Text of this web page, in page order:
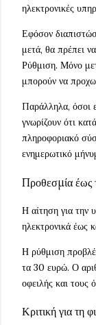
ηλεκτρονικές
Εφόσον
μετά, θα πρέπει
Ρύθμιση. Μόνο
μπορούν να
Παράλληλα, όσοι
γνωρίζουν ότι
πληροφοριακό
ενημερωτικό
Προθεσμία έως
Η αίτηση για την
ηλεκτρονικά έως
Η ρύθμιση
τα 30 ευρώ. Ο
οφειλής και τους
Κριτική για τη